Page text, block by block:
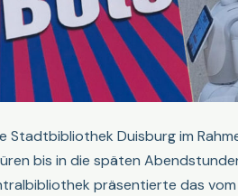
Duisburg im
bis in die späten
präsentierte das vom